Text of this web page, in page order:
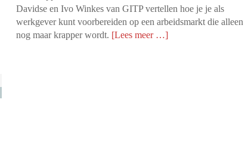
Davidse en Ivo Winkes van GITP vertellen hoe je je als
werkgever kunt voorbereiden op een arbeidsmarkt die alleen
nog maar krapper wordt. [Lees meer …]